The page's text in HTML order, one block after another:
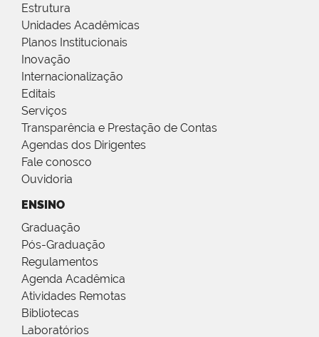
Estrutura
Unidades Acadêmicas
Planos Institucionais
Inovação
Internacionalização
Editais
Serviços
Transparência e Prestação de Contas
Agendas dos Dirigentes
Fale conosco
Ouvidoria
ENSINO
Graduação
Pós-Graduação
Regulamentos
Agenda Acadêmica
Atividades Remotas
Bibliotecas
Laboratórios